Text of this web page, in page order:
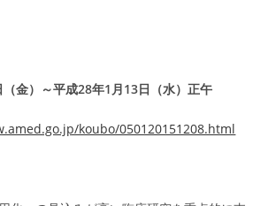
金）～平成28年1月13日（水）正午
koubo/050120151208.html